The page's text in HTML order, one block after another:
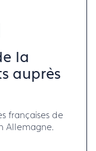
la
auprès
françaises de
Allemagne.